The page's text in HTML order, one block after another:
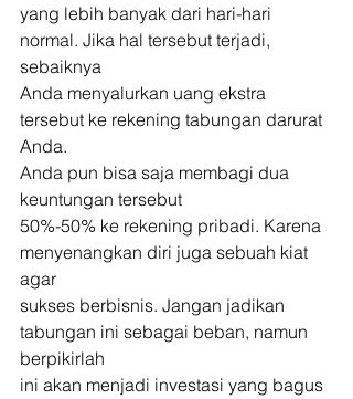
yang lebih banyak dari hari-hari
normal. Jika hal tersebut terjadi,
sebaiknya
Anda menyalurkan uang ekstra
tersebut ke rekening tabungan darurat
Anda.
Anda pun bisa saja membagi dua
keuntungan tersebut
50%-50% ke rekening pribadi. Karena
menyenangkan diri juga sebuah kiat
agar
sukses berbisnis. Jangan jadikan
tabungan ini sebagai beban, namun
berpikirlah
ini akan menjadi investasi yang bagus